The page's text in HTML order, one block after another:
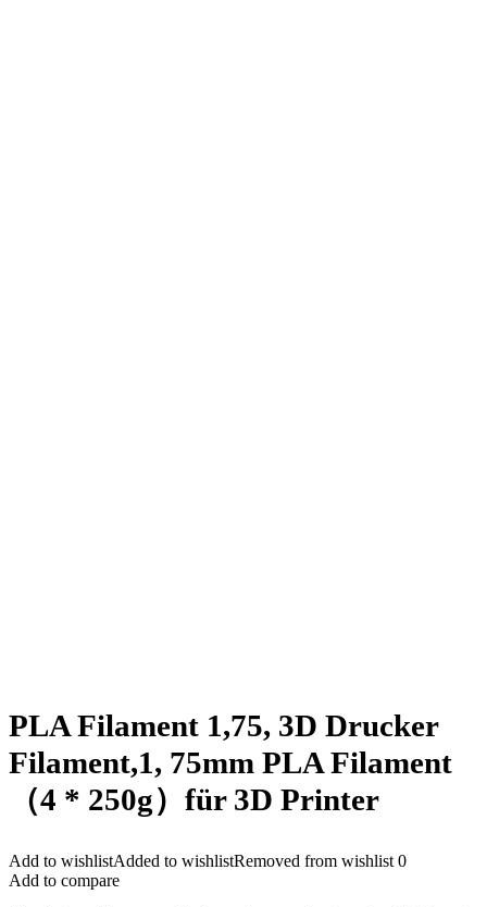
PLA Filament 1,75, 3D Drucker
Filament,1, 75mm PLA Filament
（4 * 250g）für 3D Printer
Add to wishlistAdded to wishlistRemoved from wishlist 0
Add to compare